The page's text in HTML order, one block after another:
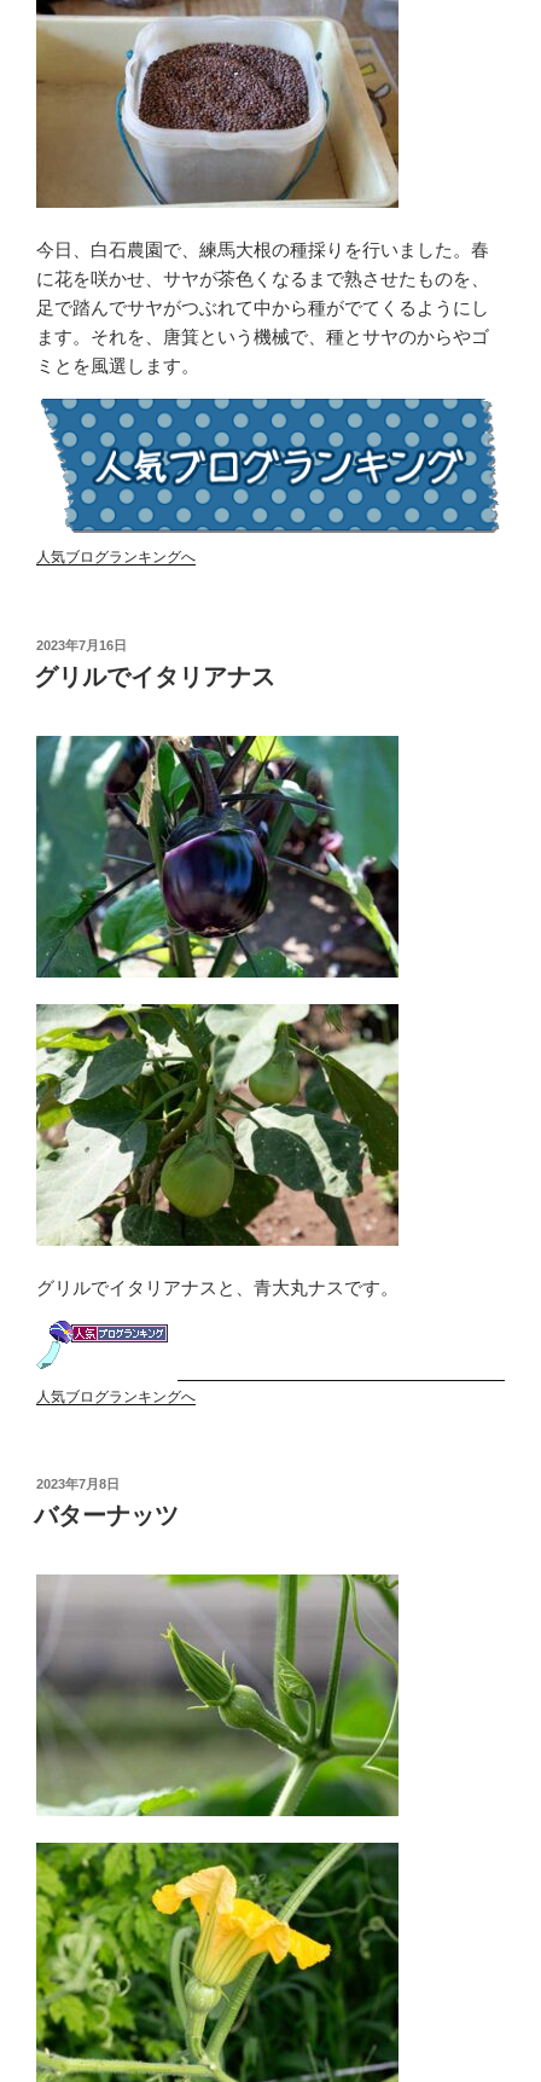
今日、白石農園で、練馬大根の種採りを行いました。春
に花を咲かせ、サヤが茶色くなるまで熟させたものを、
足で踏んでサヤがつぶれて中から種がでてくるようにし
ます。それを、唐箕という機械で、種とサヤのからやゴ
ミとを風選します。
人気ブログランキングへ
投
稿
日:
2023年7月16日
グリルでイタリアナス
グリルでイタリアナスと、青大丸ナスです。
人気ブログランキングへ
投
日:
2023年7月8日
バターナッツ